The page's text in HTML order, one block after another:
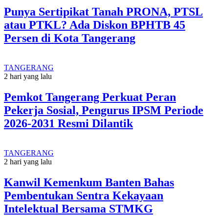
Punya Sertipikat Tanah PRONA, PTSL
atau PTKL? Ada Diskon BPHTB 45
Persen di Kota Tangerang
TANGERANG
2 hari yang lalu
Pemkot Tangerang Perkuat Peran
Pekerja Sosial, Pengurus IPSM Periode
2026-2031 Resmi Dilantik
TANGERANG
2 hari yang lalu
Kanwil Kemenkum Banten Bahas
Pembentukan Sentra Kekayaan
Intelektual Bersama STMKG